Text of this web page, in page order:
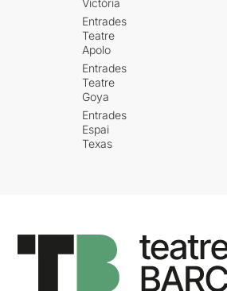
Victòria
Entrades
Teatre
Apolo
Entrades
Teatre
Goya
Entrades
Espai
Texas